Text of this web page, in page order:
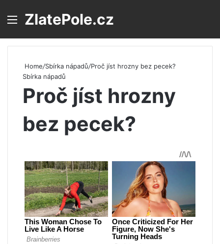
Menu
ZlatePole.cz
Home/Sbírka nápadů/Proč jíst hrozny bez pecek?
Sbírka nápadů
Proč jíst hrozny
bez pecek?